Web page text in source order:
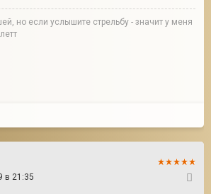
но если услышите стрельбу - значит у меня
в 21:35